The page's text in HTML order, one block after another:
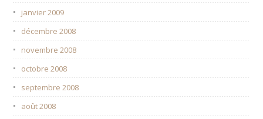
janvier 2009
décembre 2008
novembre 2008
octobre 2008
septembre 2008
août 2008